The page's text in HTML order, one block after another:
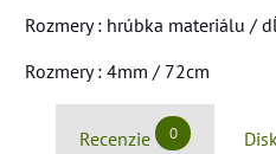
Rozmery : hrúbka materiálu /
Rozmery : 4mm / 72cm
Recenzie 0